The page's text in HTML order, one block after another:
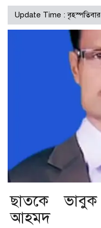
Update Time :
ছাতকে
আহমদ